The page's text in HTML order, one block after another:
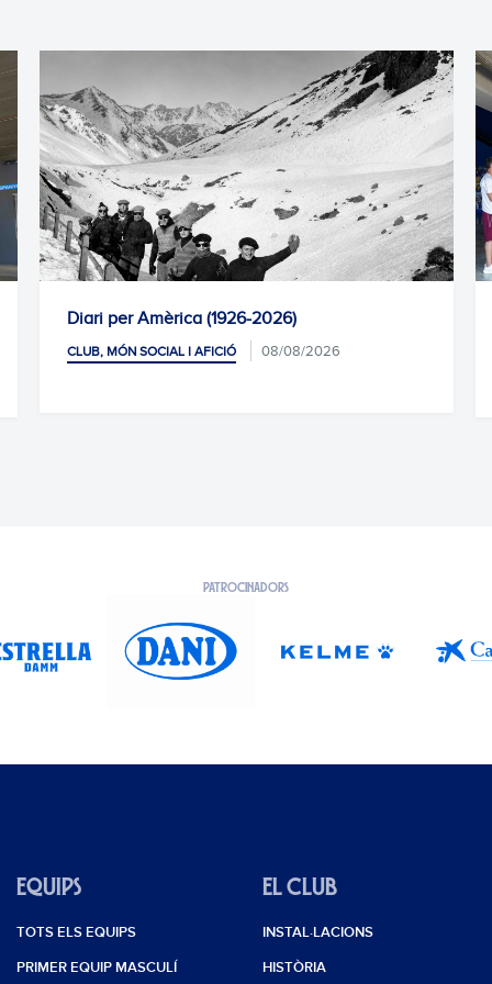
(1926-2026)
08/08/2026 CLUB, MÓN SOCIAL I AFICIÓ
PATROCINADORS
EQUIPS
TOTS ELS EQUIPS
PRIMER EQUIP MASCULÍ
EL CLUB
INSTAL·LACIONS
HISTÒRIA